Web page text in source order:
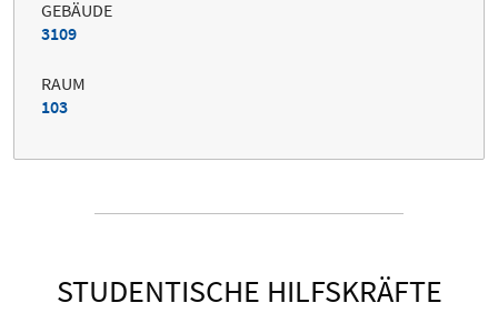
GEBÄUDE
3109
RAUM
103
STUDENTISCHE HILFSKRÄFTE